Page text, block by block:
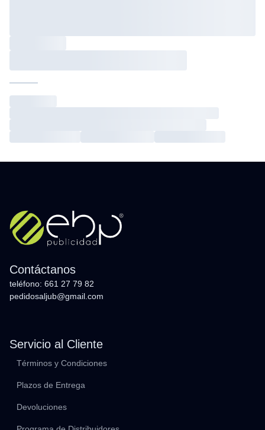
Contáctanos
teléfono: 661 27 79 82
pedidosaljub@gmail.com
Servicio al Cliente
Términos y Condiciones
Plazos de Entrega
Devoluciones